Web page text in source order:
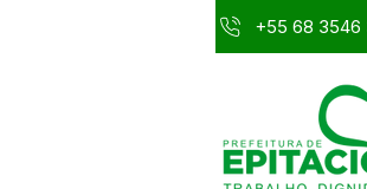
+55 68 3546